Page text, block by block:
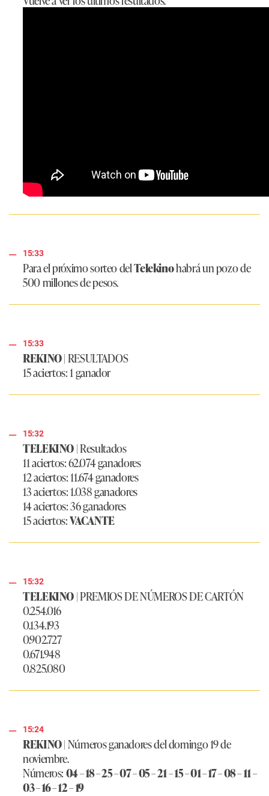
15:33
Para el próximo sorteo delTelekinohabrá un pozo de
500 millones de pesos.
15:33
REKINO| RESULTADOS
15 aciertos: 1 ganador
15:32
TELEKINO| Resultados
11 aciertos: 62.074 ganadores
12 aciertos: 11.674 ganadores
13 aciertos: 1.038 ganadores
14 aciertos: 36 ganadores
15 aciertos:VACANTE
15:32
TELEKINO| PREMIOS DE NÚMEROS DE CARTÓN
0.254.016
0.134.193
0.902.727
0.671.948
0.825.080
15:24
REKINO| Números ganadores del domingo 19 de
noviembre.
Números:04 – 18 – 25 – 07 – 05 – 21 – 15 – 01 – 17 – 08 – 11 –
03 – 16 – 12 – 19